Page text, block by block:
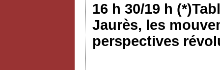
16 h 30/19 h
Jaurès, les
perspectives